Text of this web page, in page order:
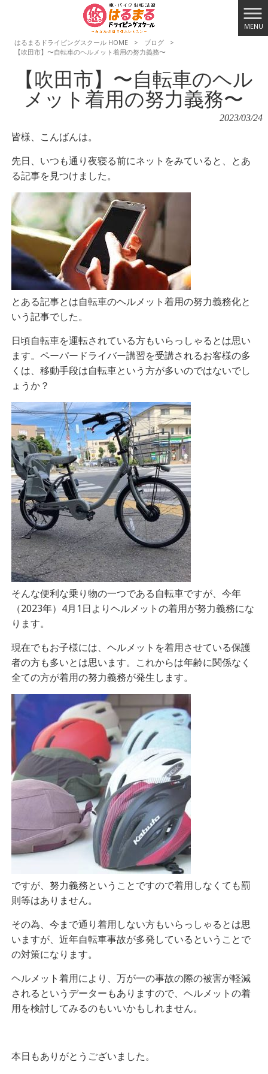
MENU
はるまるドライビングスクール HOME
> ブログ
>
【吹田市】〜自転車のヘルメット着用の努力義務〜
【吹田市】〜自転車のヘル
メット着用の努力義務〜
2023/03/24
皆様、こんばんは。
先日、いつも通り夜寝る前にネットをみていると、とあ
る記事を見つけました。
とある記事とは自転車のヘルメット着用の努力義務化と
いう記事でした。
日頃自転車を運転されている方もいらっしゃるとは思い
ます。ペーパードライバー講習を受講されるお客様の多
くは、移動手段は自転車という方が多いのではないでし
ょうか？
そんな便利な乗り物の一つである自転車ですが、今年
（2023年）4月1日よりヘルメットの着用が努力義務にな
ります。
現在でもお子様には、ヘルメットを着用させている保護
者の方も多いとは思います。これからは年齢に関係なく
全ての方が着用の努力義務が発生します。
ですが、努力義務ということですので着用しなくても罰
則等はありません。
その為、今まで通り着用しない方もいらっしゃるとは思
いますが、近年自転車事故が多発しているということで
の対策になります。
ヘルメット着用により、万が一の事故の際の被害が軽減
されるというデーターもありますので、ヘルメットの着
用を検討してみるのもいいかもしれません。
本日もありがとうございました。